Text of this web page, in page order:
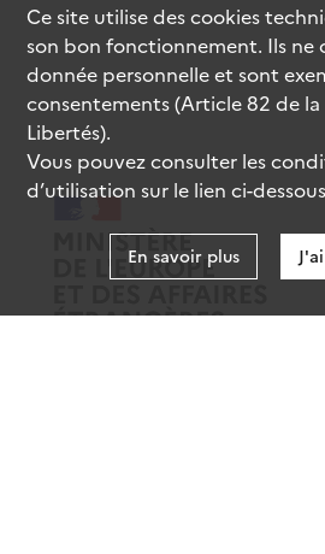
Ce site utilise descookies
son bon fonctionnement. Ils ne
donnée personnelle et sont
consentements (Article 82 de
Libertés).
Vous pouvez consulter les
d’utilisation sur le lien ci-
En savoir plus